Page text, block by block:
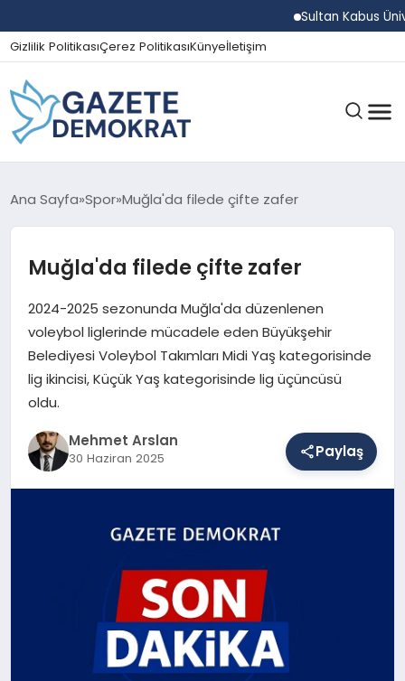
Sultan Kabus
Gizlilik PolitikasıÇerez PolitikasıKünyeİletişim
GÜNDEM
EKONOMI
SPOR
MAGAZIN
SAĞLIK
Ana Sayfa Spor Muğla'da filede çifte zafer
Muğla'da filede çifte zafer
2024-2025 sezonunda Muğla'da düzenlenen
voleybol liglerinde mücadele eden Büyükşehir
Belediyesi Voleybol Takımları Midi Yaş kategorisinde
lig ikincisi, Küçük Yaş kategorisinde lig üçüncüsü
oldu.
Mehmet Arslan
30 Haziran 2025 Paylaş